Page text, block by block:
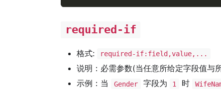
required-if
格式: required-if:field,value,...
说明：必需参数(当任意所给定字段值与
示例：当
Gender 字段为 1 时